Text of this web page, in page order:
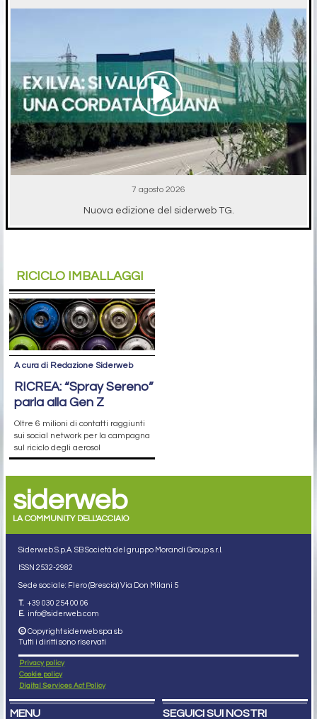
7 agosto 2026
Nuova edizione del siderweb TG.
RICICLO IMBALLAGGI
A cura di Redazione Siderweb
RICREA: “Spray Sereno”
parla alla Gen Z
Oltre 6 milioni di contatti raggiunti
sui social network per la campagna
sul riciclo degli aerosol
siderweb
LA COMMUNITY DELL'ACCIAIO
Siderweb S.p.A. SB Società del gruppo Morandi Group s.r.l.
ISSN 2532-2982
Sede sociale: Flero (Brescia) Via Don Milani 5
T. +39 030 254 00 06
E. info@siderweb.com
Copyright siderweb spa sb
Tutti i diritti sono riservati
Privacy policy
Cookie policy
Digital Services Act Policy
MENU SEGUICI SUI NOSTRI